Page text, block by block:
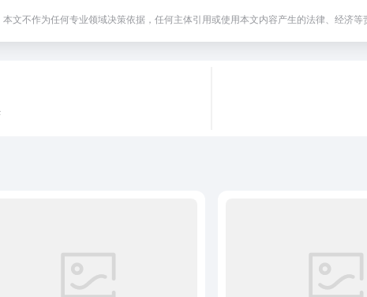
文不作为任何专业领域决策依据，任何主体引用或使用本文内容产生的法律、经济等